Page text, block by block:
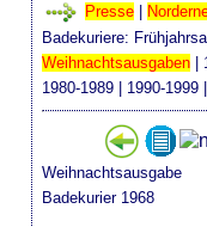
Presse
Badekuriere:
Weihnachtsausgaben |
1980-1989 | 1990-1999 |
Weihnachtsausgabe
Badekurier 1968